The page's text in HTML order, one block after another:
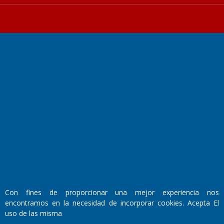
Domicilio Legal: José Ingenieros 855,
Con fines de proporcionar una mejor experiencia nos
encontramos en la necesidad de incorporar cookies. Acepta El
uso de las misma